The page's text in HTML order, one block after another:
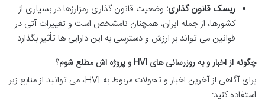
ریسک قانون گذاری: وضعیت قانون گذاری رمزارزها در بسیاری از
کشورها، از جمله ایران، همچنان نامشخص است و تغییرات آتی در
قوانین می تواند بر ارزش و دسترسی به این دارایی ها تأثیر بگذارد.
چگونه از اخبار و به روزرسانی های HVI و پروژه اش مطلع شوم؟
برای آگاهی از آخرین اخبار و تحولات مربوط به HVI، می توانید از منابع زیر
استفاده کنید: